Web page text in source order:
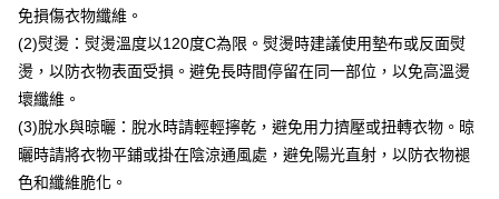
每筆NT$80，滿NT$888(含以上)免運費
宅配到府
每筆NT$80，滿NT$888(含以上)免運費
貨到付款
每筆NT$80，滿NT$888(含以上)免運費
免損傷衣物纖維。
(2)熨燙：熨燙溫度以120度C為限。熨燙時建議使用墊布或反面熨
燙，以防衣物表面受損。避免長時間停留在同一部位，以免高溫燙
壞纖維。
(3)脫水與晾曬：脫水時請輕輕擰乾，避免用力擠壓或扭轉衣物。晾
曬時請將衣物平鋪或掛在陰涼通風處，避免陽光直射，以防衣物褪
色和纖維脆化。